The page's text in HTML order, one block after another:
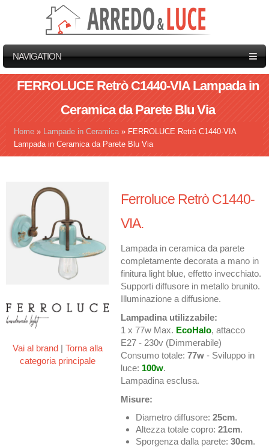
NAVIGATION
FERROLUCE Retrò C1440-VIA Lampada in
Ceramica da Parete Blu Via
Tu sei qui
Home » Lampade in Ceramica » FERROLUCE Retrò C1440-VIA
Lampada in Ceramica da Parete Blu Via
Vai al brand
Torna alla
categoria principale
Ferroluce Retrò C1440-
VIA.
Lampada in ceramica da parete
completamente decorata a mano in
finitura light blue, effetto invecchiato.
Supporti diffusore in metallo brunito.
Illuminazione a diffusione.
Lampadina utilizzabile:
1 x 77w Max. EcoHalo, attacco
E27 - 230v (Dimmerabile)
Consumo totale:77w - Sviluppo in
luce: 100w.
Lampadina esclusa.
Misure:
Diametro diffusore:25cm.
Altezza totale copro:21cm.
Sporgenza dalla parete:30cm.